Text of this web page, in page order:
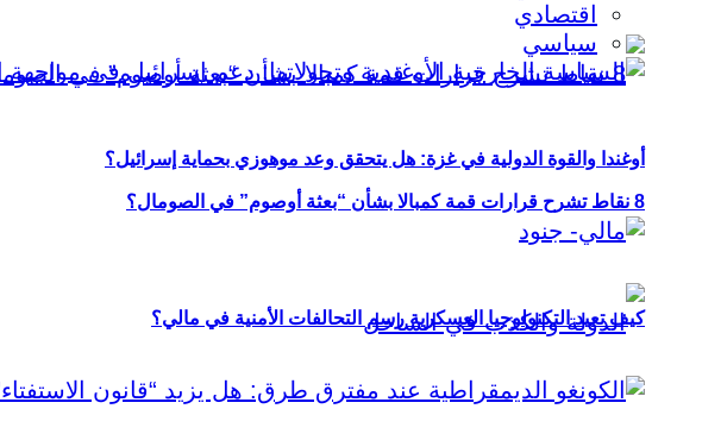
8 نقاط تشرح قرارات قمة كمبالا بشأن “بعثة أوصوم” في الصومال؟
اقتصادي
سياسي
أوغندا والقوة الدولية في غزة: هل يتحقق وعد موهوزي بحماية إسرائيل؟
كيف تعيد التكنولوجيا العسكرية رسم التحالفات الأمنية في مالي؟